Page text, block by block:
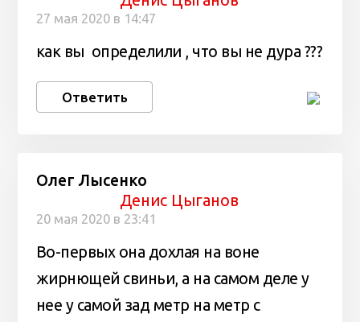
27 мая 2020 в 14:47
как вы определили , что вы не дура ???
Ответить
Олег Лысенко
Денис Цыганов
20 мая 2020 в 23:41
Во-первых она дохлая на воне
жирнющей свиньи, а на самом деле у
нее у самой зад метр на метр с